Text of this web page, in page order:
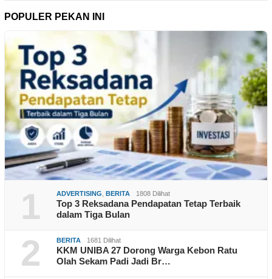
POPULER PEKAN INI
1 ADVERTISING BERITA 1808 Dilihat
Top 3 Reksadana Pendapatan Tetap Terbaik
dalam Tiga Bulan
2 BERITA 1681 Dilihat
KKM UNIBA 27 Dorong Warga Kebon Ratu
Olah Sekam Padi Jadi Br…